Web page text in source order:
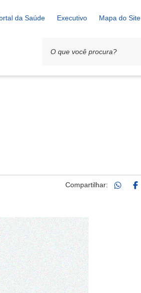
da Saúde Executivo Mapa do Site
Compartilhar: